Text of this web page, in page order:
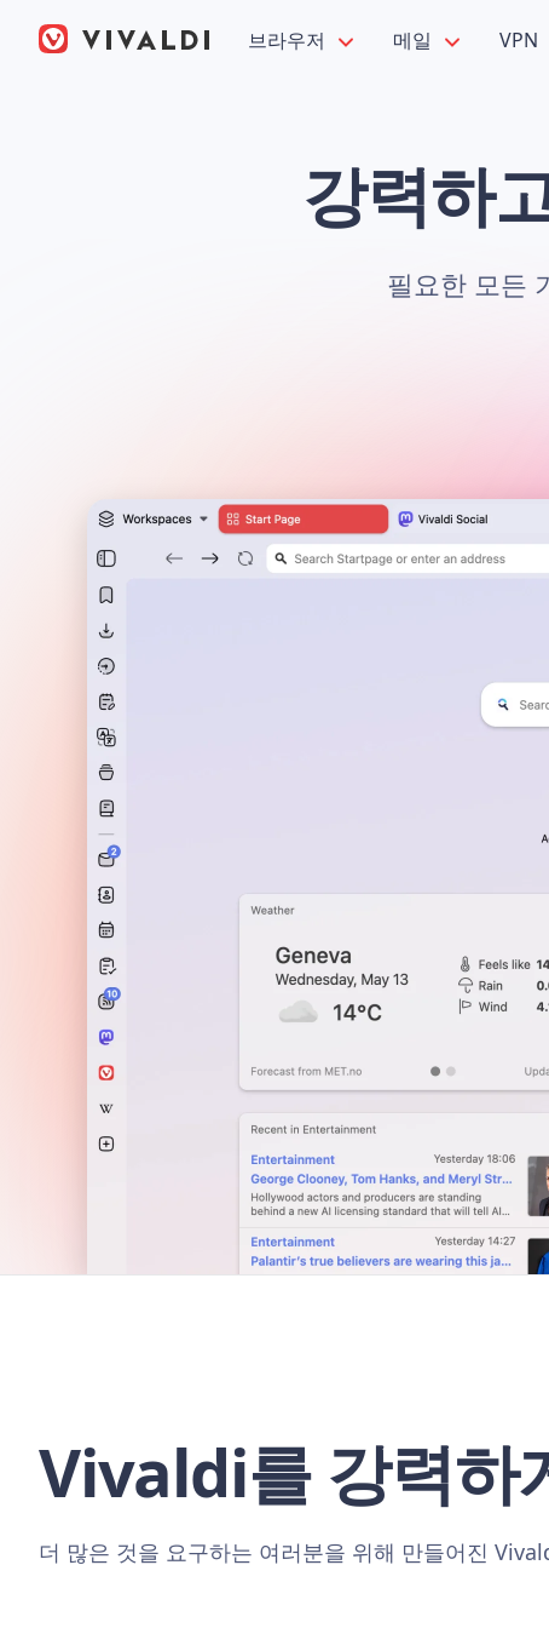
브라우저 메일 VPN
강력하
필요한 모든
Vivaldi를 강력하
더 많은 것을 요구하는 여러분을 위해 만들어진